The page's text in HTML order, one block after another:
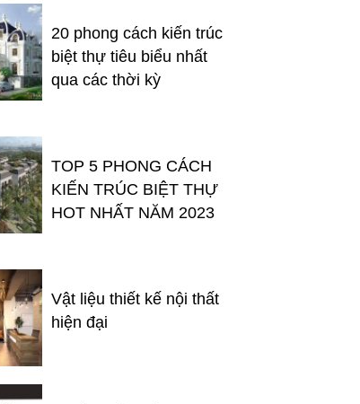
20 phong cách kiến trúc
biệt thự tiêu biểu nhất
qua các thời kỳ
TOP 5 PHONG CÁCH
KIẾN TRÚC BIỆT THỰ
HOT NHẤT NĂM 2023
Vật liệu thiết kế nội thất
hiện đại